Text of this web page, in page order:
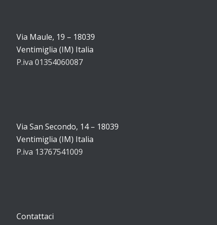
Via Maule, 19 – 18039
Ventimiglia (IM) Italia
P.iva 01354060087
Via San Secondo, 14 – 18039
Ventimiglia (IM) Italia
P.iva 13767541009
Contattaci